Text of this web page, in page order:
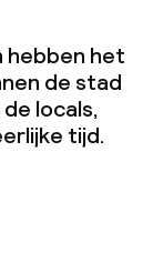
hebben het
de stad
locals,
tijd.